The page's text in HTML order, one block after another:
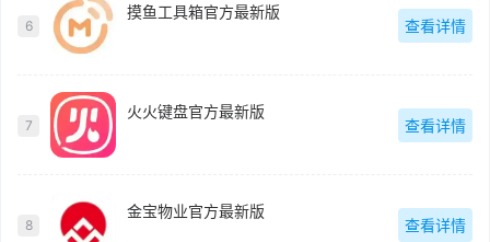
6
摸鱼工具箱官方最新版
查看详情
7
火火键盘官方最新版
查看详情
8
金宝物业官方最新版
查看详情